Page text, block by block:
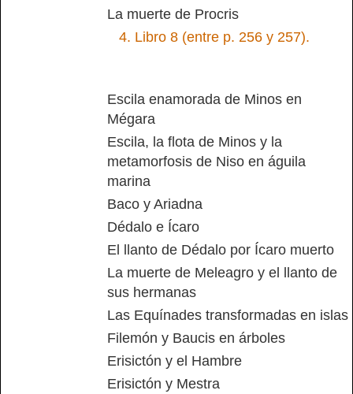
La muerte de Procris
4. Libro 8 (entre p. 256 y 257).
Escila enamorada de Minos en
Mégara
Escila, la flota de Minos y la
metamorfosis de Niso en águila
marina
Baco y Ariadna
Dédalo e Ícaro
El llanto de Dédalo por Ícaro muerto
La muerte de Meleagro y el llanto de
sus hermanas
Las Equínades transformadas en islas
Filemón y Baucis en árboles
Erisictón y el Hambre
Erisictón y Mestra